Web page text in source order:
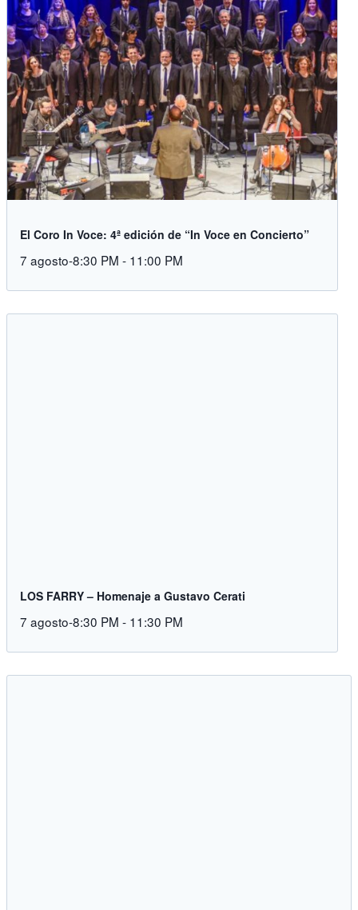
El Coro In Voce: 4ª edición de “In Voce en Concierto”
7 agosto-8:30 PM - 11:00 PM
LOS FARRY – Homenaje a Gustavo Cerati
7 agosto-8:30 PM - 11:30 PM